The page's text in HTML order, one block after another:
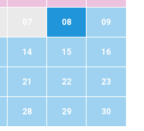
08 09
14 15 16
21 22 23
28 29 30